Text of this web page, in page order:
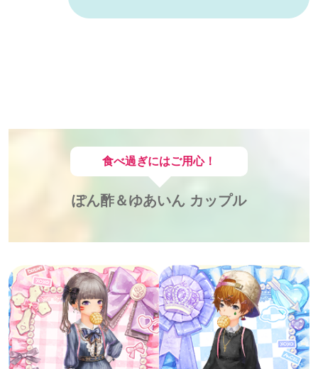
食べ過ぎにはご用心！
ぽん酢＆ゆあいん カップル